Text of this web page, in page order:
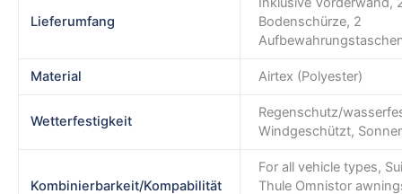
Lieferumfang
Bodenschürze, 2
Material Airtex (Polyester)
Wetterfestigkeit
Regenschutz/
Windgeschützt,
Kombinierbarkeit/Kompabilität
For all vehicle types,
Thule Omnistor